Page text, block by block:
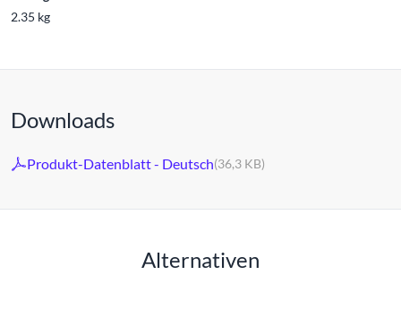
2.35 kg
Downloads
Produkt-Datenblatt - Deutsch(36,3 KB)
Alternativen